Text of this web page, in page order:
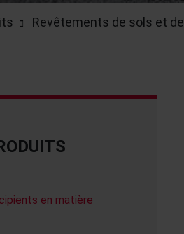
Revêtements de sols et
en matière